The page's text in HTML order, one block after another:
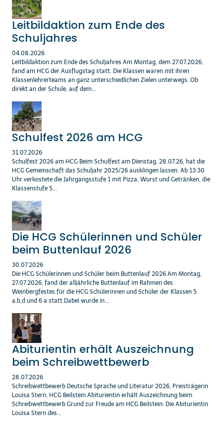
Leitbildaktion zum Ende des
Schuljahres
04.08.2026
Leitbildaktion zum Ende des Schuljahres Am Montag, dem 27.07.2026,
fand am HCG der Ausflugstag statt. Die Klassen waren mit ihren
Klassenlehrerteams an ganz unterschiedlichen Zielen unterwegs. Ob
direkt an der Schule, auf dem...
Schulfest 2026 am HCG
31.07.2026
Schulfest 2026 am HCG Beim Schulfest am Dienstag, 28.07.26, hat die
HCG Gemeinschaft das Schuljahr 2025/26 ausklingen lassen. Ab 13:30
Uhr verkostete die Jahrgangsstufe 1 mit Pizza, Wurst und Getränken, die
Klassenstufe 5...
Die HCG Schülerinnen und Schüler
beim Buttenlauf 2026
30.07.2026
Die HCG Schülerinnen und Schüler beim Buttenlauf 2026 Am Montag,
27.07.2026, fand der alljährliche Buttenlauf im Rahmen des
Weinbergfestes für die HCG Schülerinnen und Schüler der Klassen 5
a,b,d und 6 a statt.Dabei wurde in...
Abiturientin erhält Auszeichnung
beim Schreibwettbewerb
28.07.2026
Schreibwettbewerb Deutsche Sprache und Literatur 2026, Preisträgerin
Louisa Stern, HCG Beilstein Abiturientin erhält Auszeichnung beim
Schreibwettbewerb Grund zur Freude am HCG Beilstein: Die Abiturientin
Louisa Stern des...